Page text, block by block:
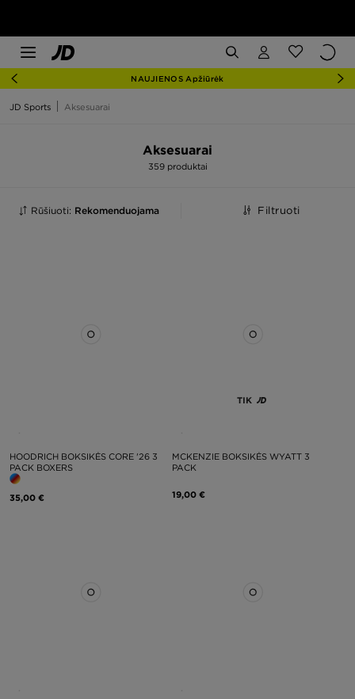
NAUJIENOS Apžiūrėk
JD Sports Aksesuarai
Aksesuarai
359 produktai
Rūšiuoti: Rekomenduojama Filtruoti
HOODRICH BOKSIKĖS CORE '26 3
PACK BOXERS
35,00 €
TIK
MCKENZIE BOKSIKĖS WYATT 3
PACK
19,00 €